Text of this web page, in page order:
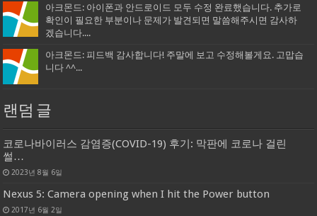
아크몬드: 아이폰과 안드로이드 모두 수정 완료했습니다. 추가로
확인이 필요한 부분이나 문제가 발견되면 말씀해주시면 감사하
겠습니다....
아크몬드: 피드백 감사합니다! 주말에 보고 수정해볼게요. 고맙습
니다 ^^...
랜덤 글
코로나바이러스 감염증(COVID-19) 후기: 막판에 코로나 걸린
썰…
2023년 8월 6일
Nexus 5: Camera opening when I hit the Power button
2017년 6월 2일